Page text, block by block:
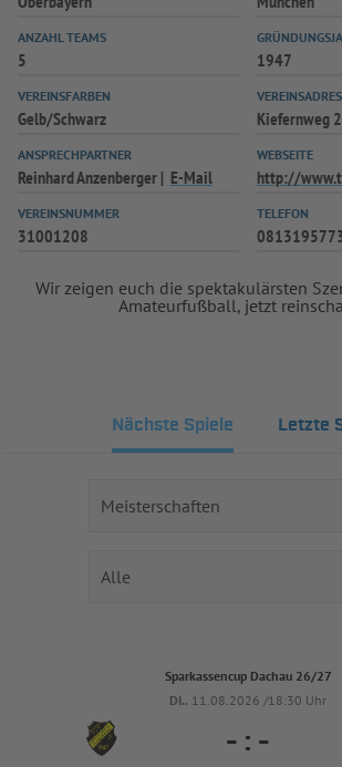
ANZAHL TEAMS
5 1947
VEREINSFARBEN
Gelb/Schwarz Kiefernweg
ANSPRECHPARTNER
Reinhard Anzenberger E-Mail
WEBSEITE
http://
VEREINSNUMMER
31001208
TELEFON
Wir zeigen euch die spektakulärsten
Amateurfußball, jetzt
Nächste Spiele Letzte
Sparkassencup Dachau 26/27
DI.. 11.08.2026 /18:30 Uhr
- : -